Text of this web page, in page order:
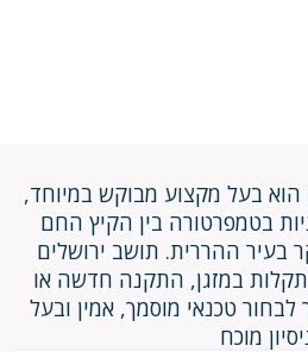
הוא בעל מקצוע מבוקש במיוחד,
בטמפרטורה בין הקיץ החם
בעיר ההררית. תושב ירושלים
במזגן, התקנה חדשה או
טכנאי מוסמך, אמין ובעל
מוכח